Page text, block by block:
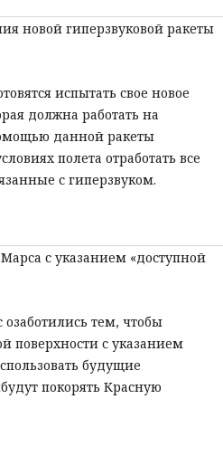
новой гиперзвуковой ракеты
испытать свое новое
должна работать на
данной ракеты
полета отработать все
с гиперзвуком.
с указанием «доступной
озаботились тем, чтобы
поверхности с указанием
будущие
покорять Красную